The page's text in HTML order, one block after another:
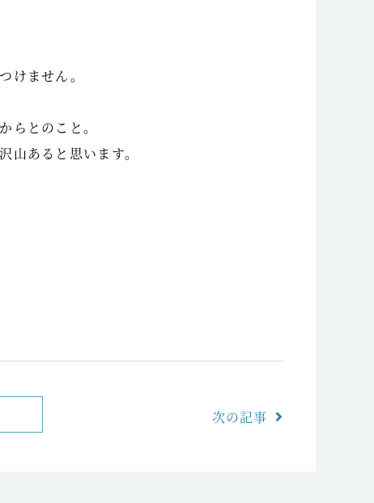
けません。
らとのこと。
山あると思います。
次の記事